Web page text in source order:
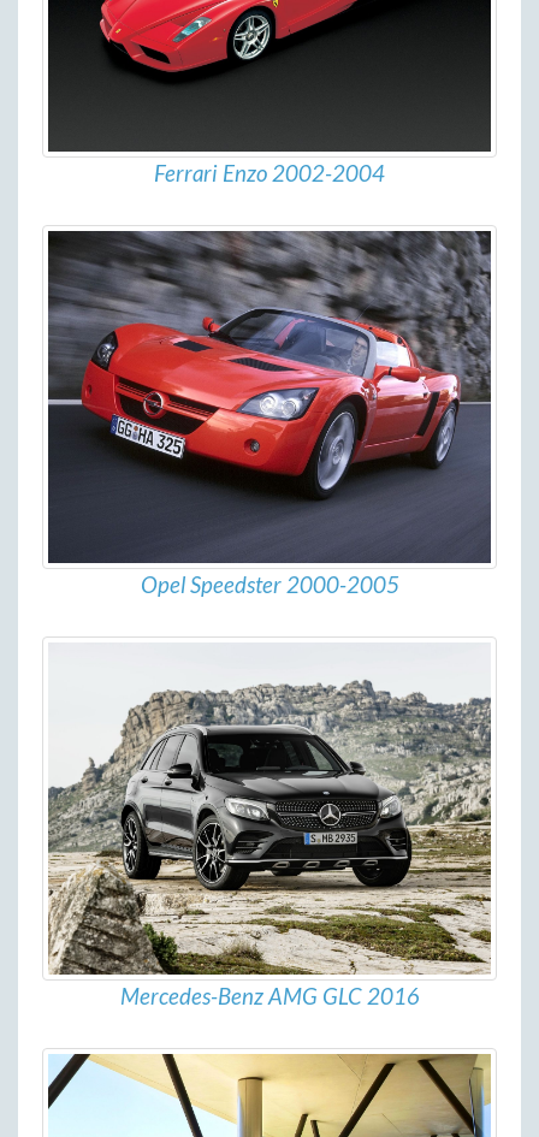
Ferrari Enzo 2002-2004
Opel Speedster 2000-2005
Mercedes-Benz AMG GLC 2016